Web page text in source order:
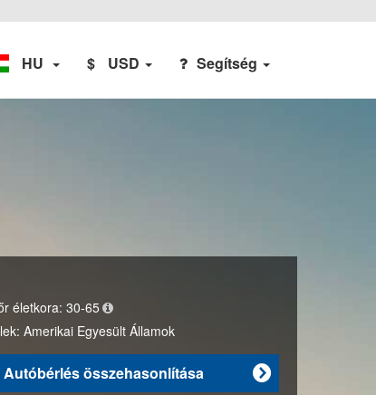
HU $ USD Segítség
életkora:30-65
Amerikai Egyesült Államok

Autóbérlés összehasonlítása